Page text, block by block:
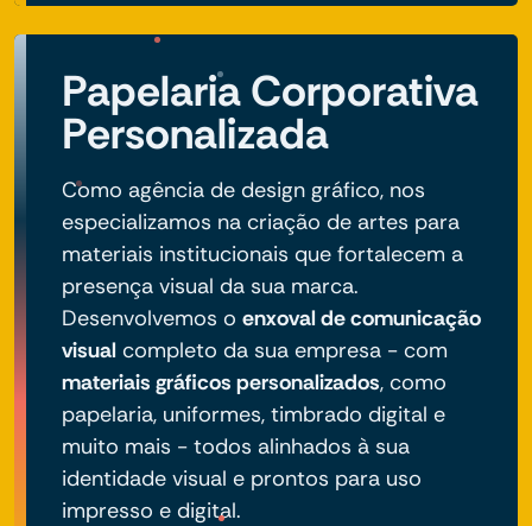
Papelaria Corporativa
Personalizada
Como agência de design gráfico, nos
especializamos na criação de artes para
materiais institucionais que fortalecem a
presença visual da sua marca.
Desenvolvemos o enxoval de comunicação
visual completo da sua empresa - com
materiais gráficos personalizados, como
papelaria, uniformes, timbrado digital e
muito mais - todos alinhados à sua
identidade visual e prontos para uso
impresso e digital.